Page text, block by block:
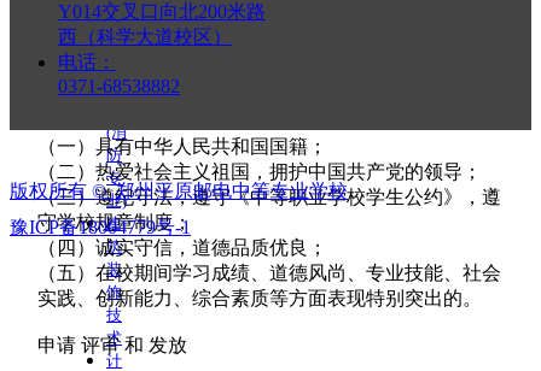
用
应
急
救
(消
防
专
业)
建
筑
装
饰
技
术
计
激励学生勤奋学习、努力进取，德、智、体、美、劳全
面发展。
基 本 申 请 条 件
（一）具有中华人民共和国国籍；
（二）热爱社会主义祖国，拥护中国共产党的领导；
（三）遵纪守法，遵守《中等职业学校学生公约》，遵
守学校规章制度；
（四）诚实守信，道德品质优良；
（五）在校期间学习成绩、道德风尚、专业技能、社会
实践、创新能力、综合素质等方面表现特别突出的。
申请 评审 和 发放
Y014交叉口向北200米路
西（科学大道校区）
电话：
0371-68538882
版权所有 © 郑州平原邮电中等专业学校
豫ICP备18004779号-1